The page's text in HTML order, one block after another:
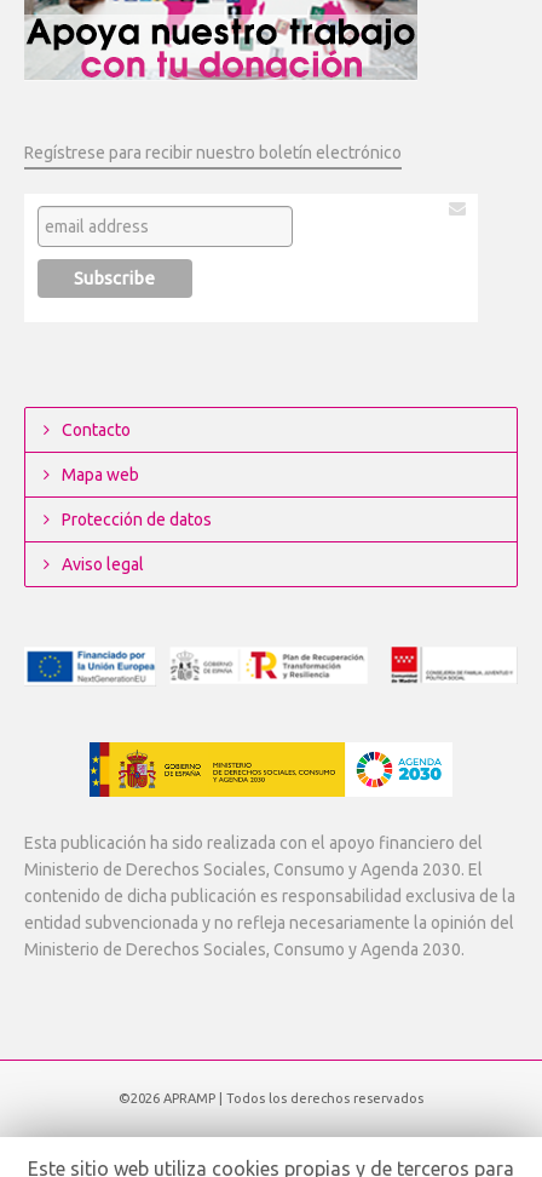
Regístrese para recibir nuestro boletín electrónico
Contacto
Mapa web
Protección de datos
Aviso legal
Esta publicación ha sido realizada con el apoyo financiero del
Ministerio de Derechos Sociales, Consumo y Agenda 2030. El
contenido de dicha publicación es responsabilidad exclusiva de la
entidad subvencionada y no refleja necesariamente la opinión del
Ministerio de Derechos Sociales, Consumo y Agenda 2030.
©2026 APRAMP | Todos los derechos reservados
Este sitio web utiliza cookies propias y de terceros para